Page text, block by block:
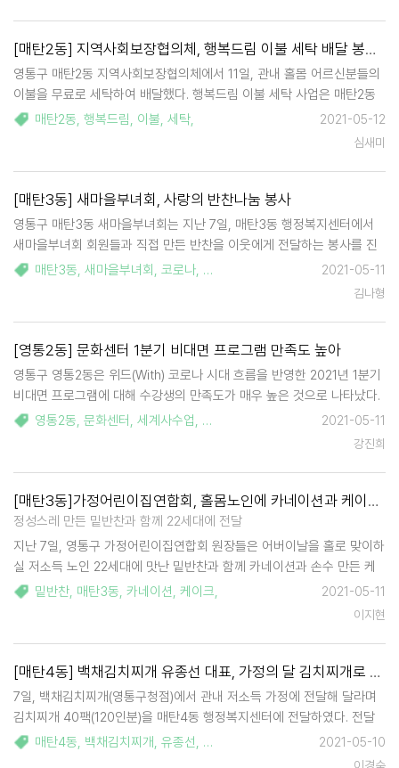
[매탄2동] 지역사회보장협의체, 행복드림 이불 세탁 배달 봉사 실천
영통구 매탄2동 지역사회보장협의체에서 11일, 관내 홀몸 어르신분들의
이불을 무료로 세탁하여 배달했다. 행복드림 이불 세탁 사업은 매탄2동
지역사회보장협의체의 특화사업으로, 봄을 맞이하여 이불, 베개를 혼자
세탁하기 힘든 홀몸어르신과 장애인분들을 위해 실시되었다. 금년도에는
매탄2동, 행복드림, 이불, 세탁,
2021-05-12
심새미
[매탄3동] 새마을부녀회, 사랑의 반찬나눔 봉사
영통구 매탄3동 새마을부녀회는 지난 7일, 매탄3동 행정복지센터에서
새마을부녀회 회원들과 직접 만든 반찬을 이웃에게 전달하는 봉사를 진
행했다. 이번 봉사에서 새마을부녀회 회원들은 불고기, 잡채 등 맛있게
조리한 반찬을 지역 내 저소득층과 홀몸노인 25가구에 전달하였다. 김정
매탄3동, 새마을부녀회 , 코로나, 불고기
2021-05-11
김나형
[영통2동] 문화센터 1분기 비대면 프로그램 만족도 높아
영통구 영통2동은 위드(With) 코로나 시대 흐름을 반영한 2021년 1분기
비대면 프로그램에 대해 수강생의 만족도가 매우 높은 것으로 나타났다.
이번 설문조사는 1분기 프로그램 수강생을 대상으로 5. 3(월)~ 9(일) 1주
일간 네이버 폼 설문조사를 이용하여 실시하였으며, 수강생 48명 중 17
영통2동, 문화센터 , 세계사수업, 미술 캔들,
2021-05-11
강진희
[매탄3동]가정어린이집연합회, 홀몸노인에 카네이션과 케이크 전달
정성스레 만든 밑반찬과 함께 22세대에 전달
지난 7일, 영통구 가정어린이집연합회 원장들은 어버이날을 홀로 맞이하
실 저소득 노인 22세대에 맛난 밑반찬과 함께 카네이션과 손수 만든 케
이크를 전달하며 존경과 사랑의 마음을 전했다. 이날 밑반찬과 함께 카네
이션과 케이크를 지원받은 한 홀몸노인은 "혼자 살고 몸이 아프다보니 …
밑반찬, 매탄3동, 카네이션, 케이크,
2021-05-11
이지현
[매탄4동] 백채김치찌개 유종선 대표, 가정의 달 김치찌개로 이웃사랑
7일, 백채김치찌개(영통구청점)에서 관내 저소득 가정에 전달해 달라며
김치찌개 40팩(120인분)을 매탄4동 행정복지센터에 전달하였다. 전달
된 김치찌개는 관내 저소득 가정 40가구에 전달될 예정이다. 백채김치찌
개는 5월 가정의 달을 맞아서 작년에 이어 올해도 변함없이 관내 어려운
매탄4동, 백채김치찌개, 유종선, 돼지고기
2021-05-10